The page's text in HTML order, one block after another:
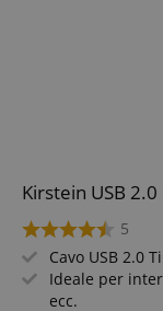
Kirstein USB
5
Cavo USB 2.0
Ideale per
ecc.